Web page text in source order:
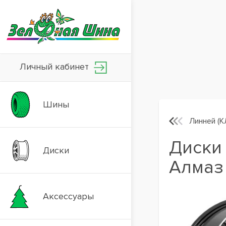
Личный кабинет
Шины
Диски
Аксессуары
Линней
Диски
Алмаз